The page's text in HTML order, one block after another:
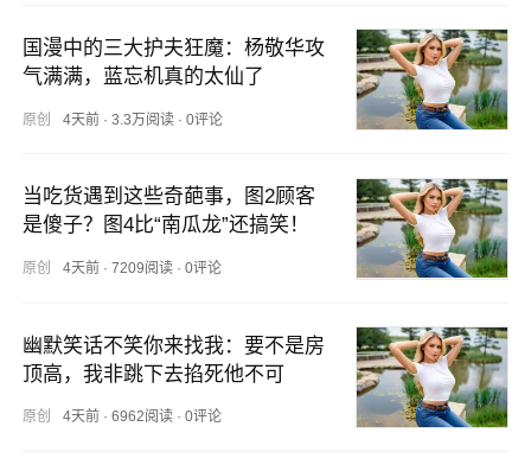
国漫中的三大护夫狂魔：杨敬华攻
气满满，蓝忘机真的太仙了
原创 4天前· 3.3万阅读· 0评论
当吃货遇到这些奇葩事，图2顾客
是傻子？图4比“南瓜龙”还搞笑！
原创 4天前· 7209阅读· 0评论
幽默笑话不笑你来找我：要不是房
顶高，我非跳下去掐死他不可
原创 4天前· 6962阅读· 0评论